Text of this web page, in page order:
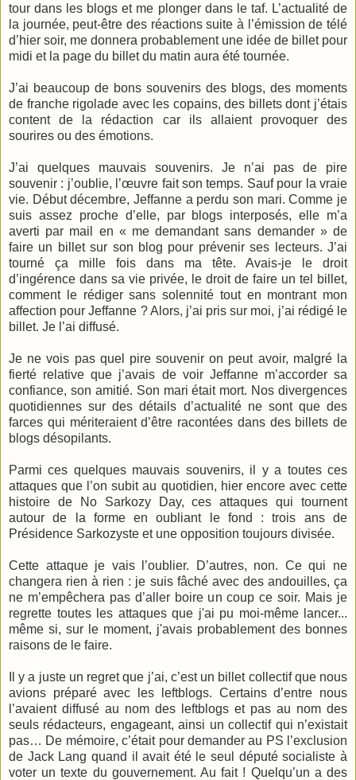
tour dans les blogs et me plonger dans le taf. L’actualité de
la journée, peut-être des réactions suite à l’émission de télé
d’hier soir, me donnera probablement une idée de billet pour
midi et la page du billet du matin aura été tournée.
J’ai beaucoup de bons souvenirs des blogs, des moments
de franche rigolade avec les copains, des billets dont j’étais
content de la rédaction car ils allaient provoquer des
sourires ou des émotions.
J’ai quelques mauvais souvenirs. Je n’ai pas de pire
souvenir : j’oublie, l’œuvre fait son temps. Sauf pour la vraie
vie. Début décembre, Jeffanne a perdu son mari. Comme je
suis assez proche d’elle, par blogs interposés, elle m’a
averti par mail en « me demandant sans demander » de
faire un billet sur son blog pour prévenir ses lecteurs. J’ai
tourné ça mille fois dans ma tête. Avais-je le droit
d’ingérence dans sa vie privée, le droit de faire un tel billet,
comment le rédiger sans solennité tout en montrant mon
affection pour Jeffanne ? Alors, j’ai pris sur moi, j’ai rédigé le
billet. Je l’ai diffusé.
Je ne vois pas quel pire souvenir on peut avoir, malgré la
fierté relative que j’avais de voir Jeffanne m’accorder sa
confiance, son amitié. Son mari était mort. Nos divergences
quotidiennes sur des détails d’actualité ne sont que des
farces qui mériteraient d’être racontées dans des billets de
blogs désopilants.
Parmi ces quelques mauvais souvenirs, il y a toutes ces
attaques que l’on subit au quotidien, hier encore avec cette
histoire de No Sarkozy Day, ces attaques qui tournent
autour de la forme en oubliant le fond : trois ans de
Présidence Sarkozyste et une opposition toujours divisée.
Cette attaque je vais l’oublier. D’autres, non. Ce qui ne
changera rien à rien : je suis fâché avec des andouilles, ça
ne m’empêchera pas d’aller boire un coup ce soir. Mais je
regrette toutes les attaques que j'ai pu moi-même lancer...
même si, sur le moment, j'avais probablement des bonnes
raisons de le faire.
Il y a juste un regret que j’ai, c’est un billet collectif que nous
avions préparé avec les leftblogs. Certains d’entre nous
l’avaient diffusé au nom des leftblogs et pas au nom des
seuls rédacteurs, engageant, ainsi un collectif qui n’existait
pas… De mémoire, c’était pour demander au PS l’exclusion
de Jack Lang quand il avait été le seul député socialiste à
voter un texte du gouvernement. Au fait ! Quelqu’un a des